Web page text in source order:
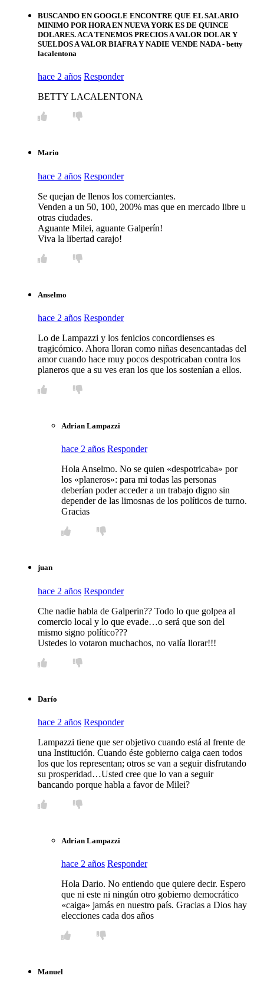
BUSCANDO EN GOOGLE ENCONTRE QUE EL SALARIO
MINIMO POR HORA EN NUEVA YORK ES DE QUINCE
DOLARES. ACA TENEMOS PRECIOS A VALOR DOLAR Y
SUELDOS A VALOR BIAFRA Y NADIE VENDE NADA - betty
lacalentona
hace 2 años Responder
BETTY LACALENTONA
Mario
hace 2 años Responder
Se quejan de llenos los comerciantes.
Venden a un 50, 100, 200% mas que en mercado libre u
otras ciudades.
Aguante Milei, aguante Galperín!
Viva la libertad carajo!
Anselmo
hace 2 años Responder
Lo de Lampazzi y los fenicios concordienses es
tragicómico. Ahora lloran como niñas desencantadas del
amor cuando hace muy pocos despotricaban contra los
planeros que a su ves eran los que los sostenían a ellos.
Adrian Lampazzi
hace 2 años Responder
Hola Anselmo. No se quien «despotricaba» por
los «planeros»: para mi todas las personas
deberían poder acceder a un trabajo digno sin
depender de las limosnas de los políticos de turno.
Gracias
juan
hace 2 años Responder
Che nadie habla de Galperin?? Todo lo que golpea al
comercio local y lo que evade…o será que son del
mismo signo político???
Ustedes lo votaron muchachos, no valía llorar!!!
Darío
hace 2 años Responder
Lampazzi tiene que ser objetivo cuando está al frente de
una Institución. Cuando éste gobierno caiga caen todos
los que los representan; otros se van a seguir disfrutando
su prosperidad…Usted cree que lo van a seguir
bancando porque habla a favor de Milei?
Adrian Lampazzi
hace 2 años Responder
Hola Dario. No entiendo que quiere decir. Espero
que ni este ni ningún otro gobierno democrático
«caiga» jamás en nuestro país. Gracias a Dios hay
elecciones cada dos años
Manuel